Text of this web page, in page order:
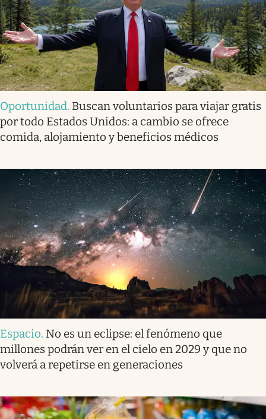
Oportunidad. Buscan voluntarios para viajar gratis
por todo Estados Unidos: a cambio se ofrece
comida, alojamiento y beneficios médicos
Espacio. No es un eclipse: el fenómeno que
millones podrán ver en el cielo en 2029 y que no
volverá a repetirse en generaciones